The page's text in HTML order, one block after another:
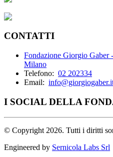
CONTATTI
Fondazione Giorgio
Milano
Telefono: 02 202334
Email:
I SOCIAL DELLA
© Copyright 2026. Tutti i diritti
Engineered by Sernicola Labs Srl